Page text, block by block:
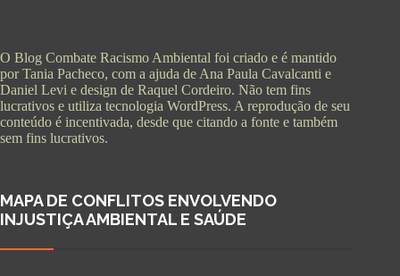
O Blog Combate Racismo Ambiental foi criado e é mantido
por Tania Pacheco, com a ajuda de Ana Paula Cavalcanti e
Daniel Levi e design de Raquel Cordeiro. Não tem fins
lucrativos e utiliza tecnologia WordPress. A reprodução de seu
conteúdo é incentivada, desde que citando a fonte e também
sem fins lucrativos.
MAPA DE CONFLITOS ENVOLVENDO
INJUSTIÇA AMBIENTAL E SAÚDE